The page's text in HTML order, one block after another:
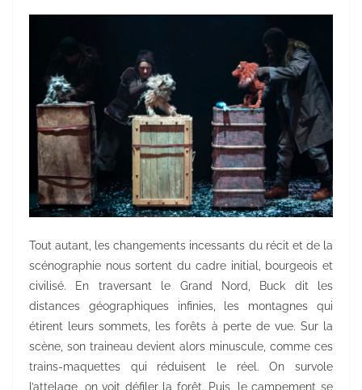
Tout autant, les changements incessants du récit et de la
scénographie nous sortent du cadre initial, bourgeois et
civilisé. En traversant le Grand Nord, Buck dit les
distances géographiques infinies, les montagnes qui
étirent leurs sommets, les forêts à perte de vue. Sur la
scène, son traineau devient alors minuscule, comme ces
trains-maquettes qui réduisent le réel. On survole
l’attelage, on voit défiler la forêt. Puis, le campement se